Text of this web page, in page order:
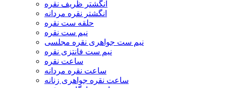
انگشتر ظریف نقره
انگشتر نقره مردانه
حلقه ست نقره
نیم ست نقره
نیم ست جواهری نقره مجلسی
نیم ست فانتزی نقره
ساعت نقره
ساعت نقره مردانه
ساعت نقره جواهری زنانه